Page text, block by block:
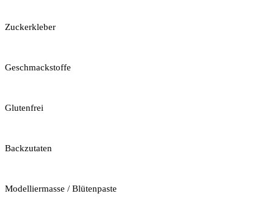
Zuckerkleber
Geschmackstoffe
Glutenfrei
Backzutaten
Modelliermasse / Blütenpaste